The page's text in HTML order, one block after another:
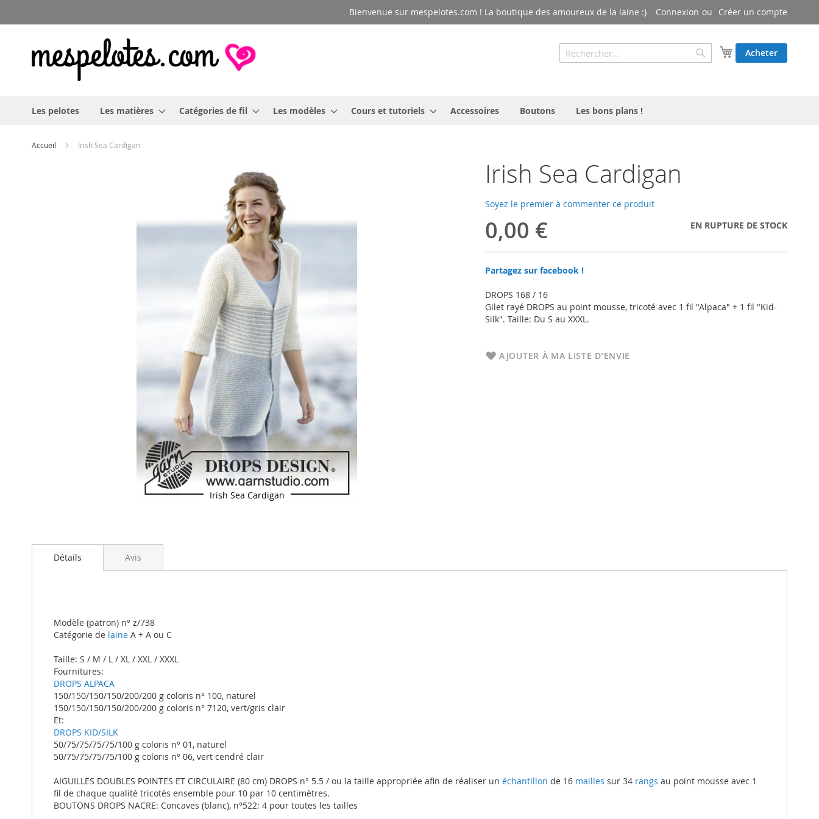
au
Bienvenue sur mespelotes.com ! La boutique des amoureux de la laine :) Connexion Créer un compte
Mon panier
Acheter
Rechercher
Rechercher
Les pelotes Les matières Catégories de fil Les modèles Cours et tutoriels Accessoires Boutons Les bons plans !
Accueil Irish Sea Cardigan
Irish Sea Cardigan
Soyez le premier à commenter ce produit
0,00 € EN RUPTURE DE STOCK
Partagez sur facebook !
DROPS 168 / 16
Gilet rayé DROPS au point mousse, tricoté avec 1 fil "Alpaca" + 1 fil "Kid-
Silk". Taille: Du S au XXXL.
AJOUTER À MA LISTE D’ENVIE
Irish Sea Cardigan
beginning
Détails
Modèle (patron) n° z/738
Catégorie de laine A + A ou C
Taille: S / M / L / XL / XXL / XXXL
Fournitures:
DROPS ALPACA
150/150/150/150/200/200 g coloris n° 100, naturel
150/150/150/150/200/200 g coloris n° 7120, vert/gris clair
Et:
DROPS KID/SILK
50/75/75/75/75/100 g coloris n° 01, naturel
50/75/75/75/75/100 g coloris n° 06, vert cendré clair
AIGUILLES DOUBLES POINTES ET CIRCULAIRE (80 cm) DROPS n° 5.5 / ou la taille appropriée afin de réaliser un échantillon de 16 mailles sur 34 rangs au point mousse avec 1
fil de chaque qualité tricotés ensemble pour 10 par 10 centimètres.
BOUTONS DROPS NACRE: Concaves (blanc), n°522: 4 pour toutes les tailles
Avis